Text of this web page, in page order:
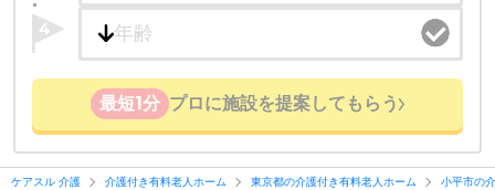
4
最短1分 プロに施設を提案してもらう
ケアスル 介護 介護付き有料老人ホーム 東京都の介護付き有料老人ホーム 小平市の